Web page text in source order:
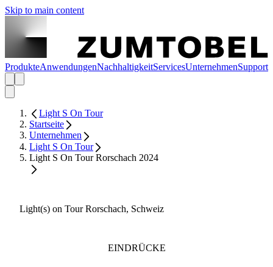
Skip to main content
ProdukteAnwendungenNachhaltigkeitServicesUnternehmenSupport
Light S On Tour
Startseite
Unternehmen
Light S On Tour
Light S On Tour Rorschach 2024
Light(s) on Tour Rorschach, Schweiz
EINDRÜCKE